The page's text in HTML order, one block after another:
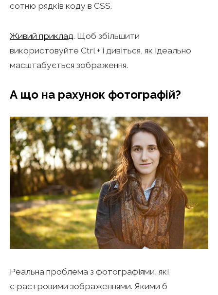
сотню рядків коду в CSS.
Живий приклад. Щоб збільшити
використовуйте Ctrl + і дивіться, як ідеально
масштабується зображення.
А що на рахунок фотографій?
Реальна проблема з фотографіями, які
є растровими зображеннями. Якими б